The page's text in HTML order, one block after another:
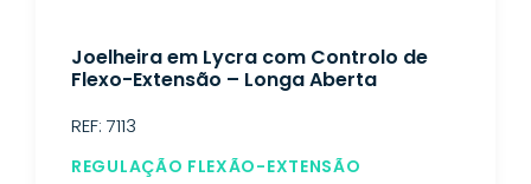
Joelheira em Lycra com Controlo de
Flexo-Extensão – Longa Aberta
REF: 7113
REGULAÇÃO FLEXÃO-EXTENSÃO